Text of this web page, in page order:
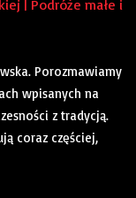
| Podróże małe i
Porozmawiamy
wpisanych na
z tradycją.
coraz częściej,